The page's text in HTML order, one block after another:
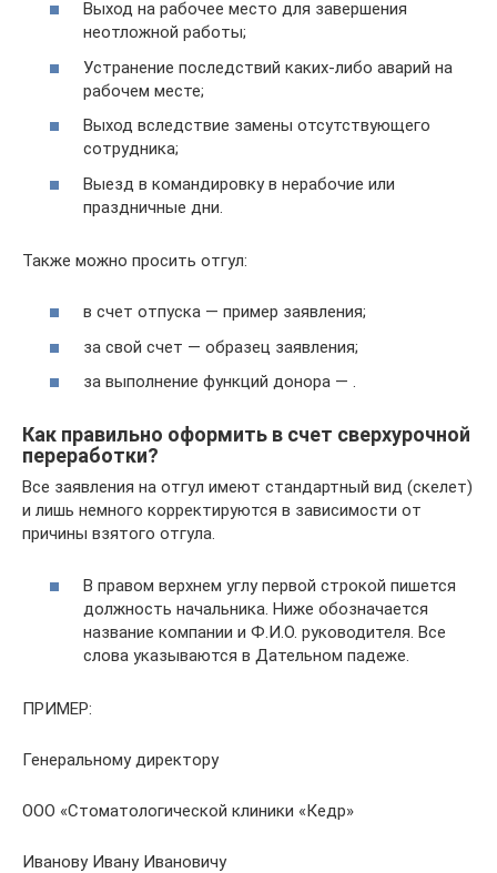
Выход на рабочее место для завершения
неотложной работы;
Устранение последствий каких-либо аварий на
рабочем месте;
Выход вследствие замены отсутствующего
сотрудника;
Выезд в командировку в нерабочие или
праздничные дни.
Также можно просить отгул:
в счет отпуска — пример заявления;
за свой счет — образец заявления;
за выполнение функций донора — .
Как правильно оформить в счет сверхурочной
переработки?
Все заявления на отгул имеют стандартный вид (скелет)
и лишь немного корректируются в зависимости от
причины взятого отгула.
В правом верхнем углу первой строкой пишется
должность начальника. Ниже обозначается
название компании и Ф.И.О. руководителя. Все
слова указываются в Дательном падеже.
ПРИМЕР:
Генеральному директору
ООО «Стоматологической клиники «Кедр»
Иванову Ивану Ивановичу